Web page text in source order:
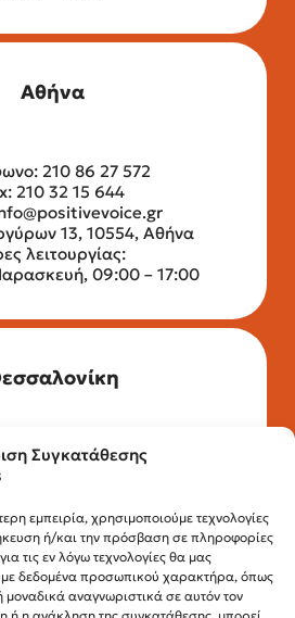
Συγκατάθεσης
εμπειρία, χρησιμοποιούμε τεχνολογίες
ή/και την πρόσβαση σε πληροφορίες
τις εν λόγω τεχνολογίες θα μας
δεδομένα προσωπικού χαρακτήρα, όπως
αναγνωριστικά σε αυτόν τον
Αθήνα
210 86 27 572
210 32 15 644
13, 10554, Αθήνα
λειτουργίας:
09:00 – 17:00
2315 525 020
210 32 15 644
3ος όροφος, 54622,
λειτουργίας:
10:00 –14:00